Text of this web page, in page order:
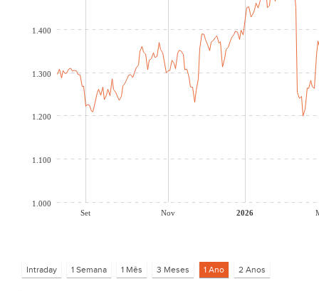
Set Nov 2026
1.000
1.100
1.200
1.300
1.400